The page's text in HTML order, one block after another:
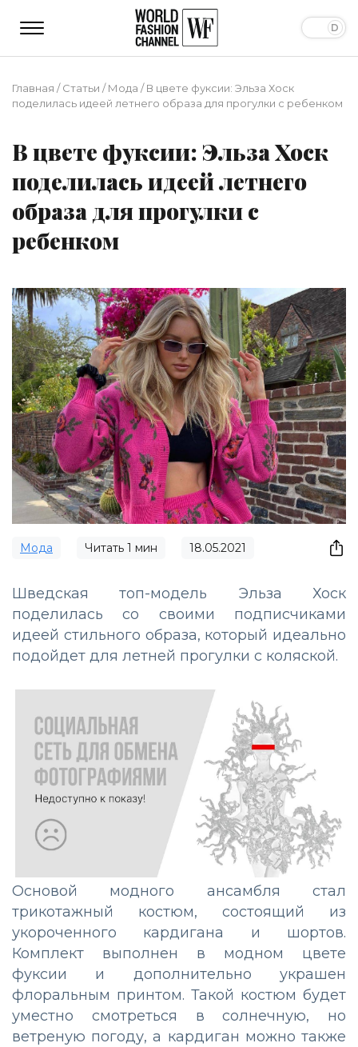
Главная /Статьи /Мода /В цвете фуксии: Эльза Хоск
поделилась идеей летнего образа для прогулки с ребенком
В цвете фуксии: Эльза Хоск
поделилась идеей летнего
образа для прогулки с
ребенком
Мода Читать 1 мин 18.05.2021
Шведская топ-модель Эльза Хоск
поделилась со своими подписчиками
идеей стильного образа, который идеально
подойдет для летней прогулки с коляской.
Основой модного ансамбля стал
трикотажный костюм, состоящий из
укороченного кардигана и шортов.
Комплект выполнен в модном цвете
фуксии и дополнительно украшен
флоральным принтом. Такой костюм будет
уместно смотреться в солнечную, но
ветреную погоду, а кардиган можно также